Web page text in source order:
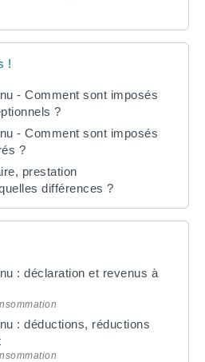
!
- Comment sont imposés
?
- Comment sont imposés
?
prestation
différences ?
: déclaration et revenus à
: déductions, réductions